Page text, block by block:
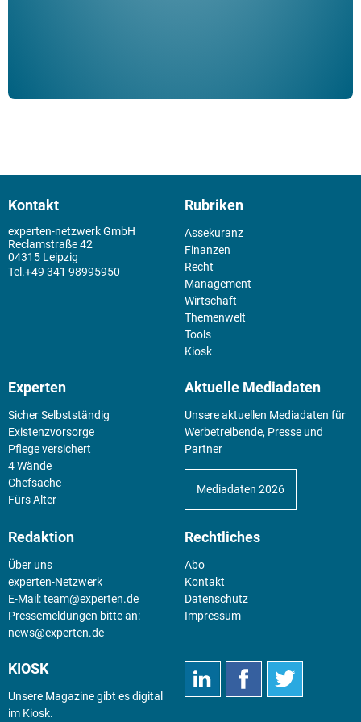
Kontakt
experten-netzwerk GmbH
Reclamstraße 42
04315 Leipzig
+49 341 98995950
Rubriken
Assekuranz
Finanzen
Recht
Management
Wirtschaft
Themenwelt
Tools
Kiosk
Experten
Sicher Selbstständig
Existenz­vorsorge
Pflege versichert
4 Wände
Chefsache
Fürs Alter
Aktuelle Mediadaten
Unsere aktuellen Mediadaten für
Werbetreibende, Presse und
Partner
Mediadaten 2026
Redaktion
Über uns
experten-Netzwerk
E-Mail:team@experten.de
Pressemeldungen bitte an:
news@experten.de
Rechtliches
Abo
Kontakt
Datenschutz
Impressum
KIOSK
Unsere Magazine gibt es digital
im Kiosk.